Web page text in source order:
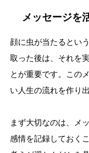
メッセージを
顔に虫が当たるとい
取った後は、それを
とが重要です。この
い人生の流れを作り
まず大切なのは、メ
感情を記録しておく